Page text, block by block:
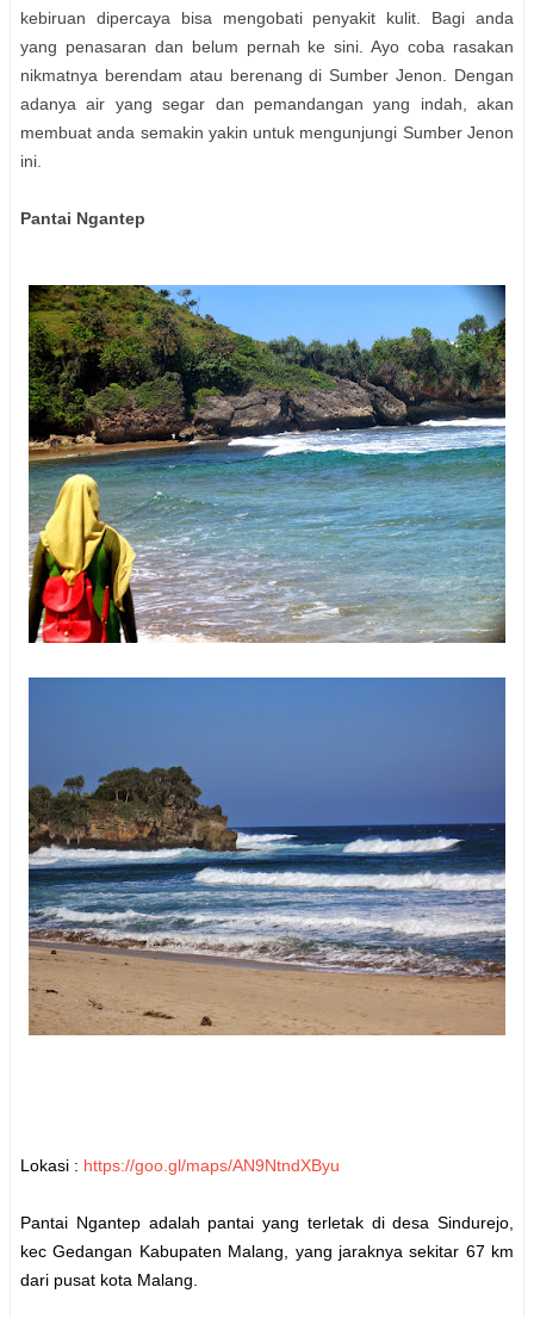
kebiruan dipercaya bisa mengobati penyakit kulit. Bagi anda
yang penasaran dan belum pernah ke sini. Ayo coba rasakan
nikmatnya berendam atau berenang di Sumber Jenon. Dengan
adanya air yang segar dan pemandangan yang indah, akan
membuat anda semakin yakin untuk mengunjungi Sumber Jenon
ini.
Pantai Ngantep
Lokasi : https://goo.gl/maps/AN9NtndXByu
Pantai Ngantep adalah pantai yang terletak di desa Sindurejo,
kec Gedangan Kabupaten Malang, yang jaraknya sekitar 67 km
dari pusat kota Malang.